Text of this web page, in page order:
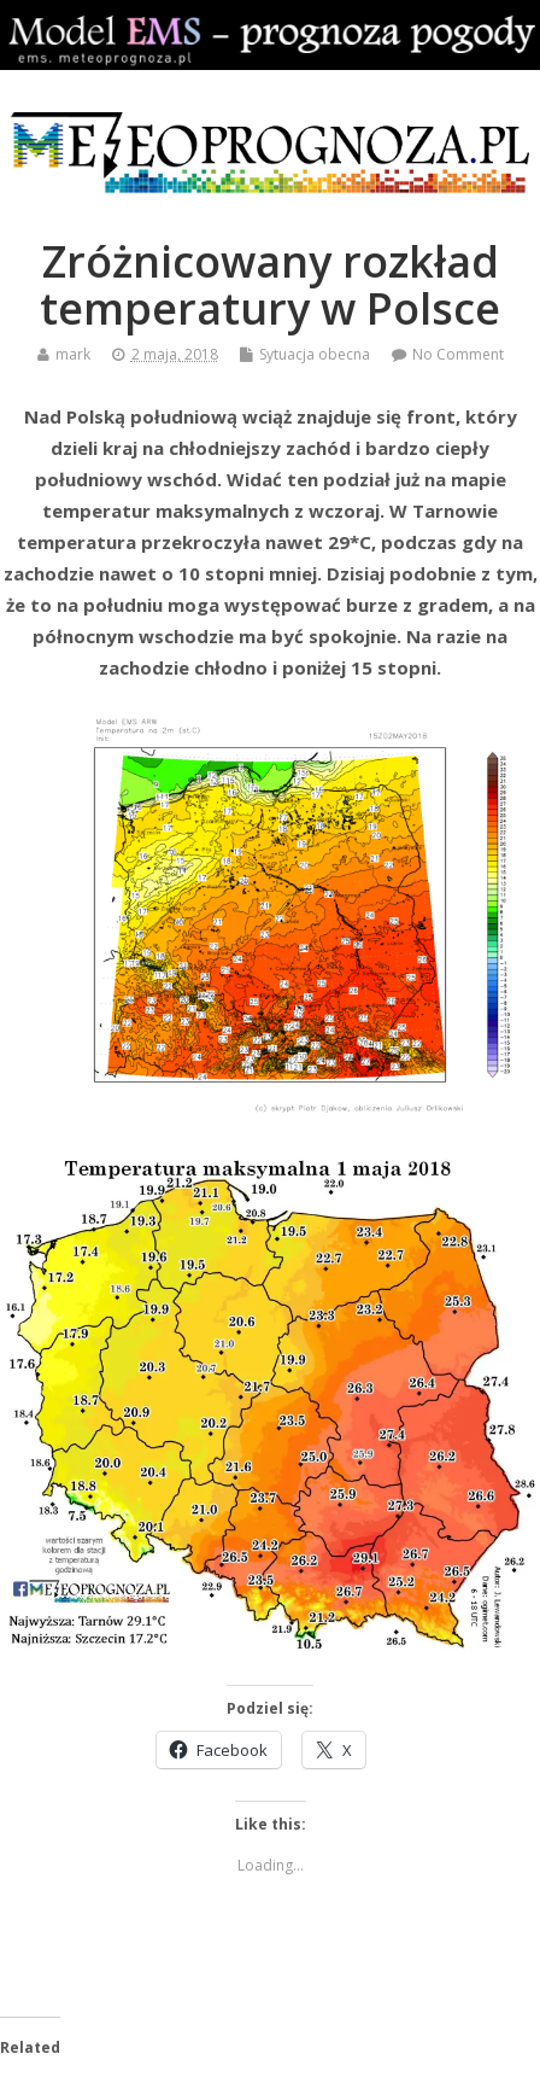
Zróżnicowany rozkład
temperatury w Polsce
mark 2 maja, 2018 Sytuacja obecna No Comment
Nad Polską południową wciąż znajduje się front, który
dzieli kraj na chłodniejszy zachód i bardzo ciepły
południowy wschód. Widać ten podział już na mapie
temperatur maksymalnych z wczoraj. W Tarnowie
temperatura przekroczyła nawet 29*C, podczas gdy na
zachodzie nawet o 10 stopni mniej. Dzisiaj podobnie z tym,
że to na południu moga występować burze z gradem, a na
północnym wschodzie ma być spokojnie. Na razie na
zachodzie chłodno i poniżej 15 stopni.
Podziel się:
Facebook X
Like this:
Loading...
Related